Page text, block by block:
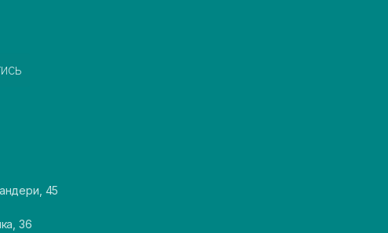
45
36